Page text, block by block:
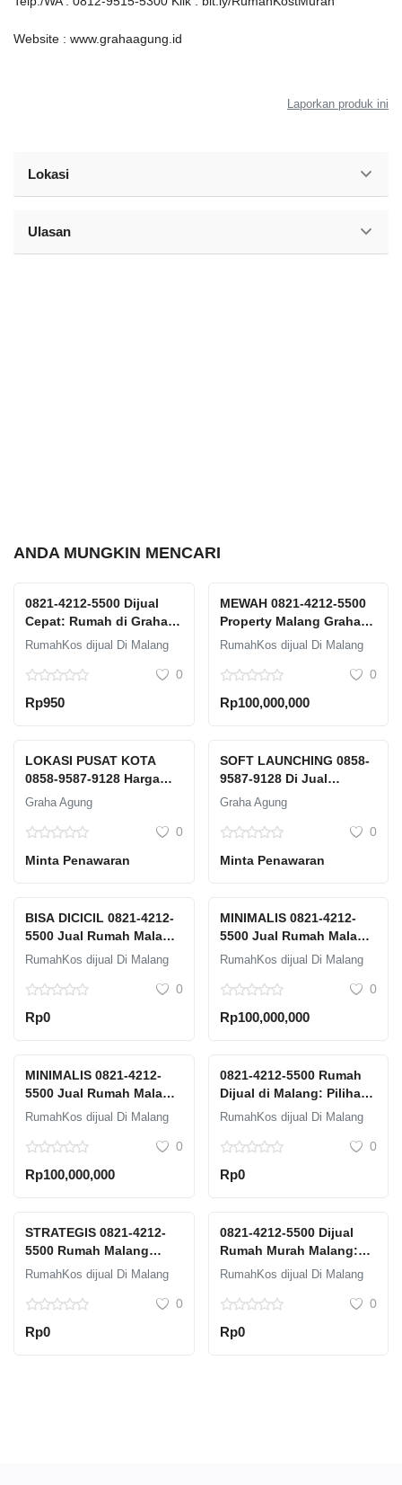
Website : www.grahaagung.id
Laporkan produk ini
Lokasi
Ulasan
ANDA MUNGKIN MENCARI
0821-4212-5500 Dijual
Cepat: Rumah di Graha
Agung Malang dengan
RumahKos dijual Di Malang
0
Rp950
MEWAH 0821-4212-5500
Property Malang Graha
Agung Gihgland Free
RumahKos dijual Di Malang
0
Rp100,000,000
LOKASI PUSAT KOTA
0858-9587-9128 Harga
Rumah Perumahan Dekat
Minimalis Malang
Graha Agung
0
Minta Penawaran
SOFT LAUNCHING 0858-
9587-9128 Di Jual
Properti Salon Material
Malang GRAHA AGUNG
Graha Agung
0
Minta Penawaran
BISA DICICIL 0821-4212-
5500 Jual Rumah Malang
Selatan Graha Agung
RumahKos dijual Di Malang
0
Rp0
MINIMALIS 0821-4212-
5500 Jual Rumah Malang
500 Juta Graha Agung
RumahKos dijual Di Malang
0
Rp100,000,000
MINIMALIS 0821-4212-
5500 Jual Rumah Malang
Barat Graha Agung
Channels
RumahKos dijual Di Malang
0
Rp100,000,000
0821-4212-5500 Rumah
Dijual di Malang: Pilihan
Beragam untuk Setiap
RumahKos dijual Di Malang
0
Rp0
STRATEGIS 0821-4212-
5500 Rumah Malang
Barat Dijual Graha Agung
RumahKos dijual Di Malang
0
Rp0
0821-4212-5500 Dijual
Rumah Murah Malang:
Jangan Lewatkan
RumahKos dijual Di Malang
0
Rp0